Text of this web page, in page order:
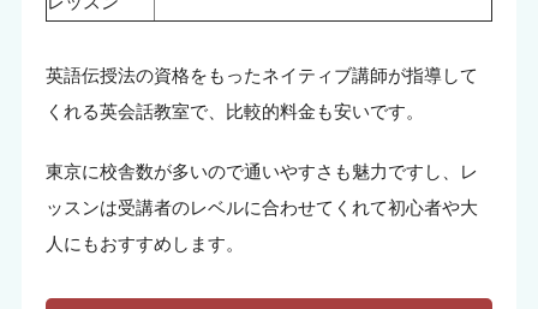
英語伝授法の資格をもったネイティブ講師が指導して
くれる英会話教室で、比較的料金も安いです。
東京に校舎数が多いので通いやすさも魅力ですし、レ
ッスンは受講者のレベルに合わせてくれて初心者や大
人にもおすすめします。